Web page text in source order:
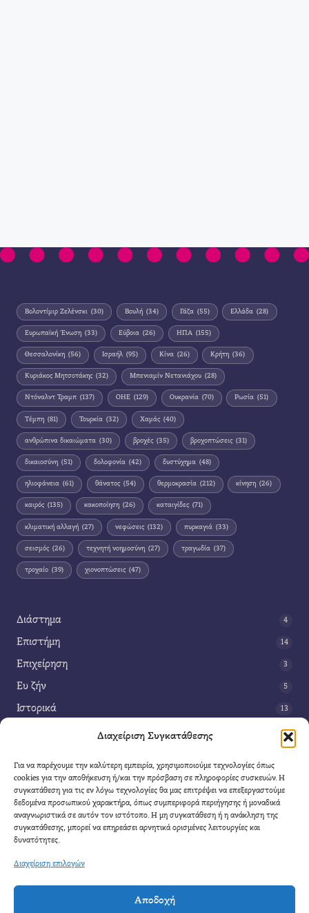
Διαχείριση Συγκατάθεσης
Για να παρέχουμε την καλύτερη εμπειρία, χρησιμοποιούμε τεχνολογίες όπως
cookies για την αποθήκευση ή/και την πρόσβαση σε πληροφορίες συσκευών. Η
συγκατάθεση για τις εν λόγω τεχνολογίες θα μας επιτρέψει να επεξεργαστούμε
δεδομένα προσωπικού χαρακτήρα, όπως συμπεριφορά περιήγησης ή μοναδικά
αναγνωριστικά σε αυτόν τον ιστότοπο. Η μη συγκατάθεση ή η ανάκληση της
συγκατάθεσης, μπορεί να επηρεάσει αρνητικά ορισμένες λειτουργίες και
δυνατότητες.
Διαχείριση επιλογών
Αποδοχή
Βολοντίμιρ Ζελένσκι (30) Βουλή (34) Γάζα (55) Ελλάδα (28)
Ευρωπαϊκή Ένωση (33) Εύβοια (26) ΗΠΑ (155)
Θεσσαλονίκη (56) Ισραήλ (95) Κίνα (26) Κρήτη (36)
Κυριάκος Μητσοτάκης (32) Μπενιαμίν Νετανιάχου (28)
Ντόναλντ Τραμπ (137) ΟΗΕ (129) Ουκρανία (70) Ρωσία (51)
Τέμπη (81) Τουρκία (32) Χαμάς (40)
ανθρώπινα δικαιώματα (30) βροχές (35) βροχοπτώσεις (31)
δικαιοσύνη (51) δολοφονία (42) δυστύχημα (48)
ηλιοφάνεια (61) θάνατος (54) θερμοκρασία (212) κίνηση (26)
καιρός (135) κακοποίηση (26) καταιγίδες (71)
κλιματική αλλαγή (27) νεφώσεις (132) πυρκαγιά (33)
σεισμός (26) τεχνητή νοημοσύνη (27) τραγωδία (37)
τροχαίο (39) χιονοπτώσεις (47)
Διάστημα 4
Επιστήμη 14
Επιχείρηση 3
Ευ ζήν 5
Ιστορικά 13
42
Τέχνη 3
Τεχνολογία
Υγεία
Φαντασία